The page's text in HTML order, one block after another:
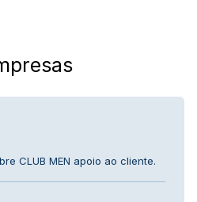
CLUB MEN apoio ao cliente.